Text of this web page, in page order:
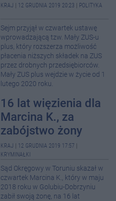
KRAJ 12 GRUDNIA 2019 20:23 POLITYKA
Sejm przyjął w czwartek ustawę
wprowadzającą tzw. Mały ZUS-u
plus, który rozszerza możliwość
płacenia niższych składek na ZUS
przez drobnych przedsiębiorców.
Mały ZUS plus wejdzie w życie od 1
lutego 2020 roku.
16 lat więzienia dla
Marcina K., za
zabójstwo żony
KRAJ 12 GRUDNIA 2019 17:57
KRYMINAŁKI
Sąd Okręgowy w Toruniu skazał w
czwartek Marcina K., który w maju
2018 roku w Golubiu-Dobrzyniu
zabił swoją żonę, na 16 lat